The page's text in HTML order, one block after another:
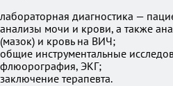
лабораторная диагностика —
анализы мочи и крови, а также
(мазок) и кровь на ВИЧ;
общие инструментальные
флюорография, ЭКГ;
заключение терапевта.